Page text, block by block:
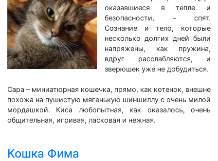
оказавшиеся в тепле и
безопасности, – спят.
Сознание и тело, которые
несколько долгих дней были
напряжены, как пружина,
вдруг расслабляются, и
зверюшек уже не добудиться.
Сара – миниатюрная кошечка, прямо, как котенок, внешне
похожа на пушистую мягенькую шиншиллу с очень милой
мордашкой. Киса любопытная, как оказалось, очень
общительная, игривая, ласковая и нежная.
Кошка Фима